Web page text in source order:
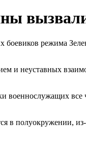
режима
и неуставных
военнослужащих
полуокружении,